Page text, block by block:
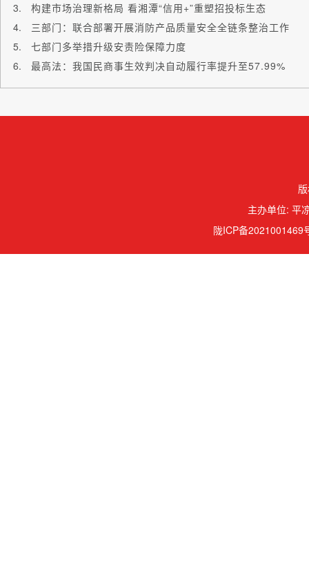
构建市场治理新格局 看湘潭“信用+”重塑招投标生态
三部门：联合部署开展消防产品质量安全全链条整治工作
七部门多举措升级安责险保障力度
最高法：我国民商事生效判决自动履行率提升至57.99%
主办单位: 平
陇ICP备2021001469